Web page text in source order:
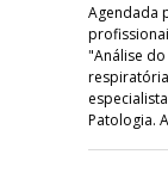
Agendada
"Análise
Patologia.